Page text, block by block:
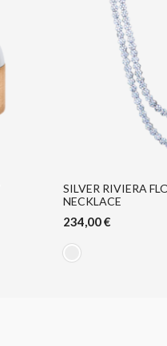
SILVER RIVIERA
NECKLACE
234,00€